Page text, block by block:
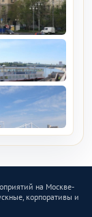
на Москве-
корпоративы и